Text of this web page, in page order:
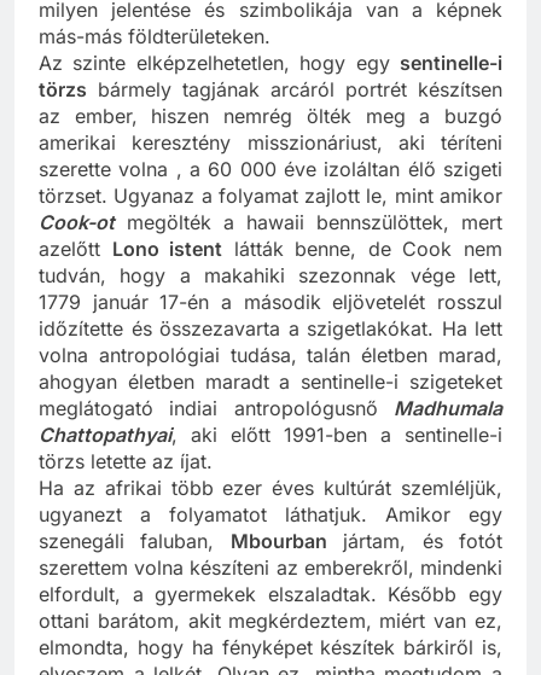
milyen jelentése és szimbolikája van a képnek
más-más földterületeken.
Az szinte elképzelhetetlen, hogy egysentinelle-i
törzsbármely tagjának arcáról portrét készítsen
az ember, hiszen nemrég ölték meg a buzgó
amerikai keresztény misszionáriust, aki téríteni
szerette volna , a 60 000 éve izoláltan élő szigeti
törzset. Ugyanaz a folyamat zajlott le, mint amikor
Cook-otmegölték a hawaii bennszülöttek, mert
azelőtt
Lono istentlátták benne, de Cook nem
tudván, hogy a makahiki szezonnak vége lett,
1779 január 17-én a második eljövetelét rosszul
időzítette és összezavarta a szigetlakókat. Ha lett
volna antropológiai tudása, talán életben marad,
ahogyan életben maradt a sentinelle-i szigeteket
meglátogató indiai antropológusnő
Madhumala
Chattopathyai, aki előtt 1991-ben a sentinelle-i
törzs letette az íjat.
Ha az afrikai több ezer éves kultúrát szemléljük,
ugyanezt a folyamatot láthatjuk. Amikor egy
szenegáli faluban,Mbourbanjártam, és fotót
szerettem volna készíteni az emberekről, mindenki
elfordult, a gyermekek elszaladtak. Később egy
ottani barátom, akit megkérdeztem, miért van ez,
elmondta, hogy ha fényképet készítek bárkiről is,